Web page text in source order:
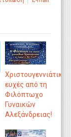
Χριστουγεννιάτικες
ευχές από τη
Φιλόπτωχο
Γυναικών
Αλεξάνδρειας!